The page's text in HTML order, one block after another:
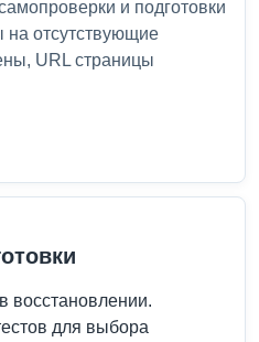
и подготовки
отсутствующие
URL страницы
восстановлении.
для выбора